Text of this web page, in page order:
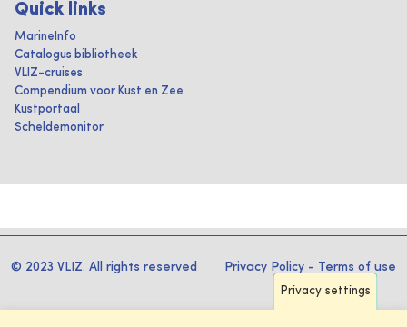
Quick links
MarineInfo
Catalogus bibliotheek
VLIZ-cruises
Compendium voor Kust en Zee
Kustportaal
Scheldemonitor
© 2023 VLIZ. All rights reserved Privacy Policy - Terms of use
Privacy settings